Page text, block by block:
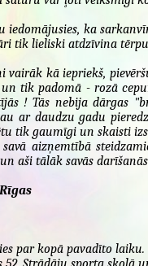
iedomājusies, ka
tik lieliski atdzīvina
vairāk kā iepriekš,
tik padomā - rozā
! Tās nebija dārgas
ar daudzu gadu
tik gaumīgi un skaisti
aizņemtībā
aši tālāk savās
par kopā pavadīto laiku.